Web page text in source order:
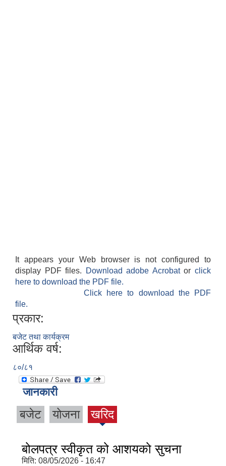
It appears your Web browser is not configured to
display PDF files.
Download adobe Acrobatorclick
here to download the PDF file.
Click here to download the PDF
file.
प्रकार:
बजेट तथा कार्यक्रम
आर्थिक वर्ष:
८०/८१
जानकारी
बजेट योजना खरिद
बोलपत्र स्वीकृत को आशयको सुचना
मिति: 08/05/2026 - 16:47